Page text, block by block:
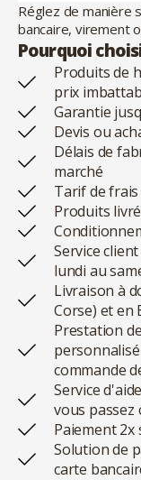
Réglez de manière
bancaire, virement
Pourquoi
Produits de
prix
Garantie
Devis ou
Délais de
marché
Tarif de
Produits
Service
lundi au
Livraison à
Corse) et en
Prestation
commande
Service
vous passez
Paiement 2x
Solution de
carte